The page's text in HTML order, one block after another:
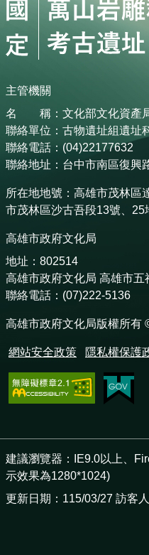
主管機關
名 稱：文化部文化資產
聯絡單位：古物遺址組遺址
聯絡電話：(04)22177632
聯絡地址：台中市南區復興
所在地地號：高雄市茂林區
市茂林區沙古吾段13號、25
高雄市政府文化局
地址：802514
高雄市政府文化局 高雄市五
聯絡電話：(07)222-5136
高雄市政府文化局版權所有
網站安全政策 隱私權保護
建議瀏覽器：IE9.0以上、
示效果為1280*1024)
更新日期：115/03/27 訪客